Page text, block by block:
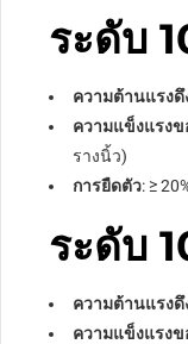
ระดับ
ความต้านแรงดึ
ความแข็งแรงข
รางนิ้ว)
การยืดตัว: ≥
ระดับ
ความต้านแรงดึ
ความแข็งแรงข